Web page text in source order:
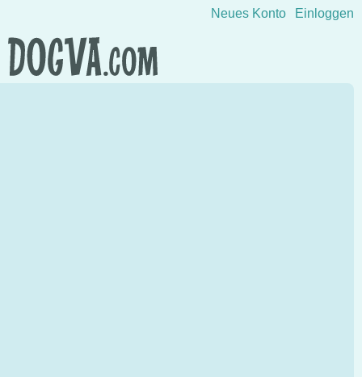
Direkt zum Inhalt wechseln
Neues Konto Einloggen